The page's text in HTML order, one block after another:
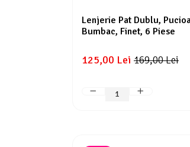
Lenjerie Pat Dublu,
Bumbac, Finet, 6 Piese
169,00 Lei
125,00 Lei